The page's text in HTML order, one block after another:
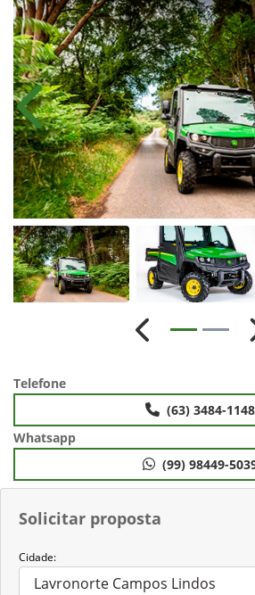
Solicitar proposta
Cidade:
Anterior
Anterior
Telefone
(63) 3484-1148
Whatsapp
(99) 98449-